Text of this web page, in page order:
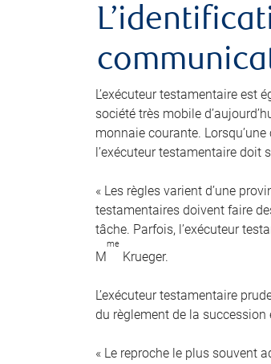
L’exécuteur testamentaire est
société très mobile
monnaie courante.
l’exécuteur testamentaire doit
« Les règles varient d’une
testamentaires doivent faire
tâche. Parfois, l’exécuteur
M
me
Krueger.
L’exécuteur testamentaire
du règlement de la
« Le reproche le plus souvent